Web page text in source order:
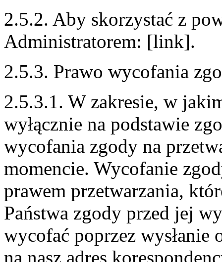
2.5.2. Aby skorzystać z
Administratorem: [link].
2.5.3. Prawo wycofania
2.5.3.1. W zakresie, w
wyłącznie na podstawie
wycofania zgody na
momencie. Wycofanie
prawem przetwarzania,
Państwa zgody przed jej
wycofać poprzez
na nasz adres